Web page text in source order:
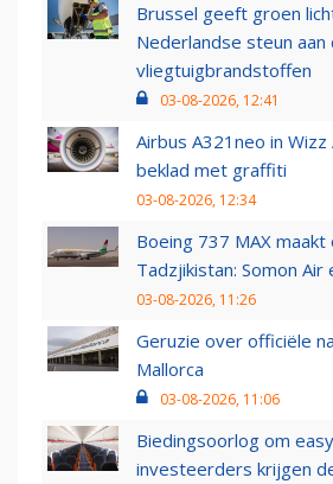
Brussel geeft groen
Nederlandse steun aan
vliegtuigbrandstoffen
03-08-2026, 12:41
Airbus A321neo in
beklad met graffiti
03-08-2026, 12:34
Boeing 737 MAX maakt
Tadzjikistan: Somon
03-08-2026, 11:26
Geruzie over officiële
Mallorca
03-08-2026, 11:06
Biedingsoorlog om
investeerders krijgen